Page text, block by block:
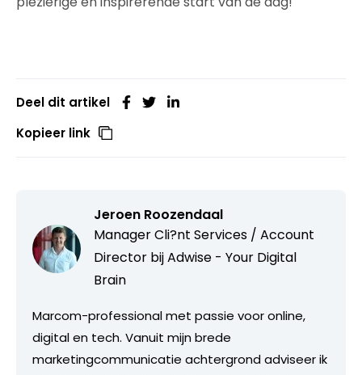
Deel dit artikel
Kopieer link
Jeroen Roozendaal
Manager Cli?nt Services / Account
Director bijAdwise - Your Digital
Brain
Marcom-professional met passie voor online,
digital en tech. Vanuit mijn brede
marketingcommunicatie achtergrond adviseer ik